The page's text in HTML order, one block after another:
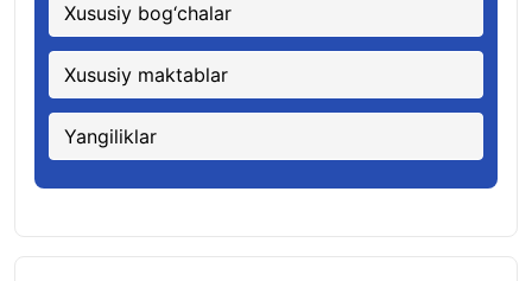
Xususiy bog‘chalar
Xususiy maktablar
Yangiliklar